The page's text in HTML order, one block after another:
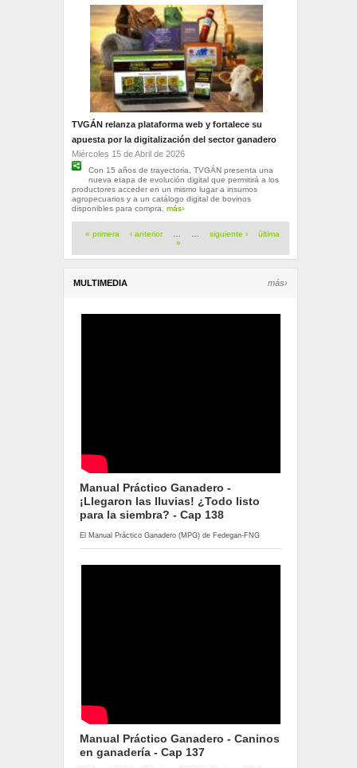
TVGÁN relanza plataforma web y fortalece su
apuesta por la digitalización del sector ganadero
Miércoles 15 de Abril de 2026
Con 15 años de trayectoria, TVGÁN presenta una
nueva etapa de evolución digital que permitirá a los
productores acceder en un mismo lugar a insumos
agropecuarios y a un catálogo digital de bovinos
disponibles para compra. más›
Páginas
« primera ‹ anterior … … siguiente ›
última
»
MULTIMEDIA más›
Manual Práctico Ganadero -
¡Llegaron las lluvias! ¿Todo listo
para la siembra? - Cap 138
El Manual Práctico Ganadero (MPG) de Fedegan-FNG
Manual Práctico Ganadero - Caninos
en ganadería - Cap 137